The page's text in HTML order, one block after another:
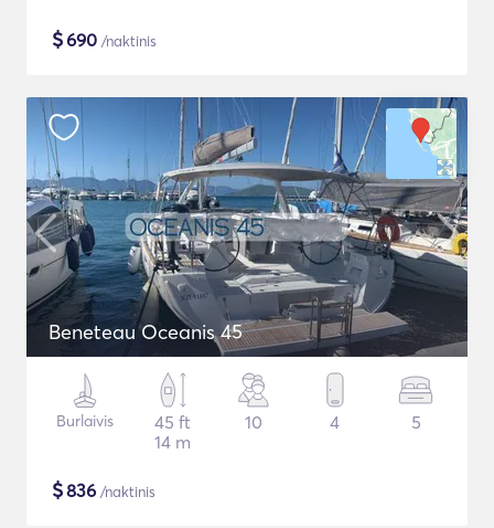
$690 /naktinis
Beneteau Oceanis 45
Burlaivis
45 ft
14 m
10 4 5
$836 /naktinis